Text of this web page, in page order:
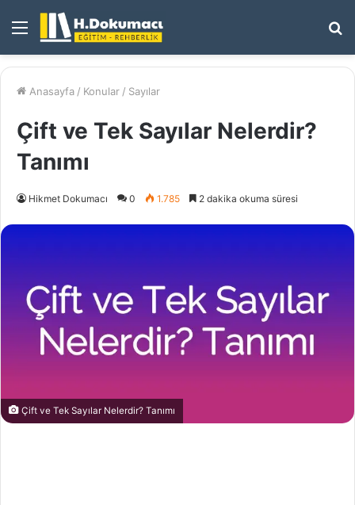
Menü
Anasayfa / Konular / Sayılar
Çift ve Tek Sayılar Nelerdir?
Tanımı
Hikmet Dokumacı 0 1.785 2 dakika okuma süresi
Çift ve Tek Sayılar Nelerdir? Tanımı